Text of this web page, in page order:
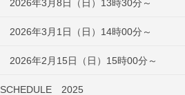
2026年3月8日（日）13時30分～
2026年3月1日（日）14時00分～
2026年2月15日（日）15時00分～
SCHEDULE 2025